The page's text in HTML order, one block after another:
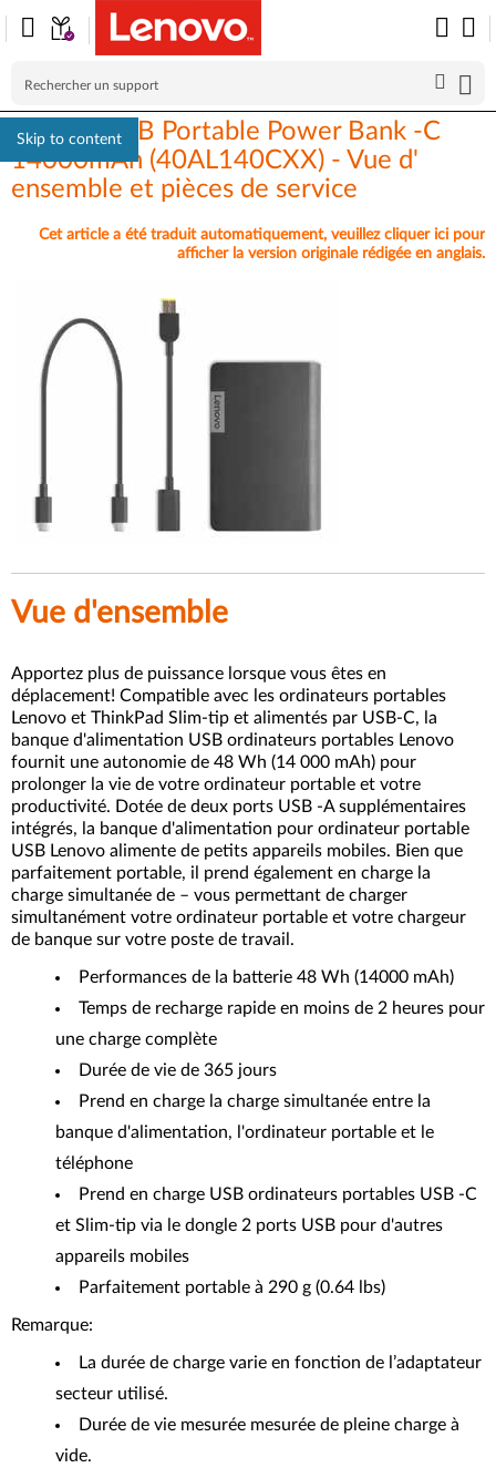
Skip to content
Lenovo USB Portable Power Bank -C
14000mAh (40AL140CXX) - Vue d'
ensemble et pièces de service
Cet article a été traduit automatiquement, veuillez cliquer ici pour
afficher la version originale rédigée en anglais.
Vue d'ensemble
Apportez plus de puissance lorsque vous êtes en
déplacement! Compatible avec les ordinateurs portables
Lenovo et ThinkPad Slim-tip et alimentés par USB-C, la
banque d'alimentation USB ordinateurs portables Lenovo
fournit une autonomie de 48 Wh (14 000 mAh) pour
prolonger la vie de votre ordinateur portable et votre
productivité. Dotée de deux ports USB -A supplémentaires
intégrés, la banque d'alimentation pour ordinateur portable
USB Lenovo alimente de petits appareils mobiles. Bien que
parfaitement portable, il prend également en charge la
charge simultanée de – vous permettant de charger
simultanément votre ordinateur portable et votre chargeur
de banque sur votre poste de travail.
Performances de la batterie 48 Wh (14000 mAh)
Temps de recharge rapide en moins de 2 heures pour
une charge complète
Durée de vie de 365 jours
Prend en charge la charge simultanée entre la
banque d'alimentation, l'ordinateur portable et le
téléphone
Prend en charge USB ordinateurs portables USB -C
et Slim-tip via le dongle 2 ports USB pour d'autres
appareils mobiles
Parfaitement portable à 290 g (0.64 lbs)
Remarque:
La durée de charge varie en fonction de l’adaptateur
secteur utilisé.
Durée de vie mesurée mesurée de pleine charge à
vide.